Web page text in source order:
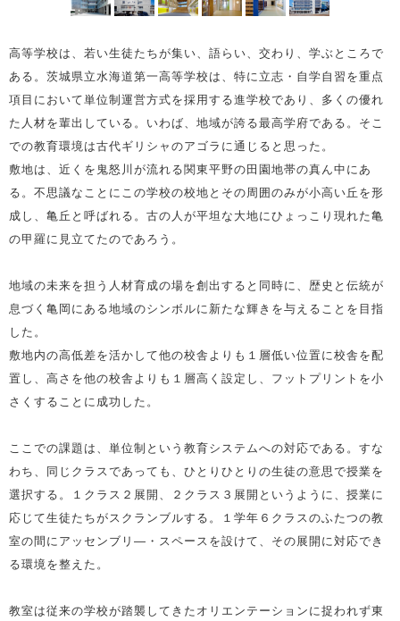
高等学校は、若い生徒たちが集い、語らい、交わり、学ぶところで
ある。茨城県立水海道第一高等学校は、特に立志・自学自習を重点
項目において単位制運営方式を採用する進学校であり、多くの優れ
た人材を輩出している。いわば、地域が誇る最高学府である。そこ
での教育環境は古代ギリシャのアゴラに通じると思った。
敷地は、近くを鬼怒川が流れる関東平野の田園地帯の真ん中にあ
る。不思議なことにこの学校の校地とその周囲のみが小高い丘を形
成し、亀丘と呼ばれる。古の人が平坦な大地にひょっこり現れた亀
の甲羅に見立てたのであろう。
地域の未来を担う人材育成の場を創出すると同時に、歴史と伝統が
息づく亀岡にある地域のシンボルに新たな輝きを与えることを目指
した。
敷地内の高低差を活かして他の校舎よりも１層低い位置に校舎を配
置し、高さを他の校舎よりも１層高く設定し、フットプリントを小
さくすることに成功した。
ここでの課題は、単位制という教育システムへの対応である。すな
わち、同じクラスであっても、ひとりひとりの生徒の意思で授業を
選択する。１クラス２展開、２クラス３展開というように、授業に
応じて生徒たちがスクランブルする。１学年６クラスのふたつの教
室の間にアッセンブリ―・スペースを設けて、その展開に対応でき
る環境を整えた。
教室は従来の学校が踏襲してきたオリエンテーションに捉われず東